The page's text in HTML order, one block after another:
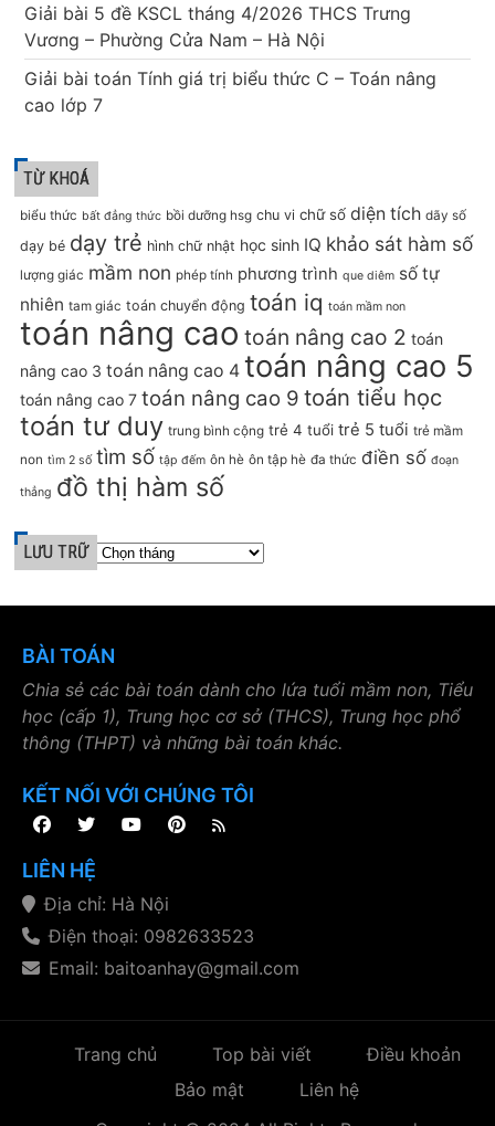
Giải bài 5 đề KSCL tháng 4/2026 THCS Trưng
Vương – Phường Cửa Nam – Hà Nội
Giải bài toán Tính giá trị biểu thức C – Toán nâng
cao lớp 7
TỪ KHOÁ
biểu thức bất đẳng thức bồi dưỡng hsg chu vi chữ số diện tích dãy số
dạy bé dạy trẻ hình chữ nhật học sinh IQ khảo sát hàm số
lượng giác mầm non phép tính phương trình que diêm số tự
nhiên tam giác toán chuyển động toán iq toán mầm non
toán nâng cao toán nâng cao 2 toán
nâng cao 3 toán nâng cao 4 toán nâng cao 5
toán nâng cao 7 toán nâng cao 9 toán tiểu học
toán tư duy trung bình cộng trẻ 4 tuổi trẻ 5 tuổi trẻ mầm
non tìm 2 số tìm số tập đếm ôn hè ôn tập hè đa thức điền số đoạn
thẳng đồ thị hàm số
LƯU TRỮ
BÀI TOÁN
Chia sẻ các bài toán dành cho lứa tuổi mầm non, Tiểu
học (cấp 1), Trung học cơ sở (THCS), Trung học phổ
thông (THPT) và những bài toán khác.
KẾT NỐI VỚI CHÚNG TÔI
LIÊN HỆ
Địa chỉ: Hà Nội
Điện thoại: 0982633523
Email: baitoanhay@gmail.com
Trang chủ Top bài viết
Điều khoản
Bảo mật
Liên hệ